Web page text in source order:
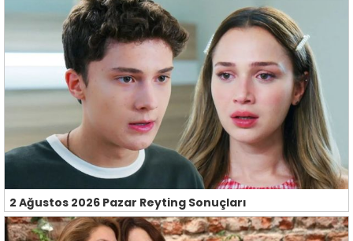
2 Ağustos 2026 Pazar Reyting Sonuçları